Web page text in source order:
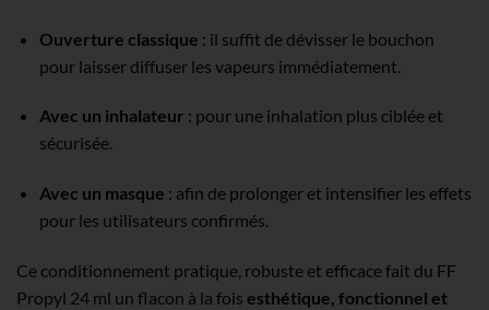
Ouverture classique : il suffit de dévisser le bouchon
pour laisser diffuser les vapeurs immédiatement.
Avec un inhalateur : pour une inhalation plus ciblée et
sécurisée.
Avec un masque : afin de prolonger et intensifier les effets
pour les utilisateurs confirmés.
Ce conditionnement pratique, robuste et efficace fait du FF
Propyl 24 ml un flacon à la fois esthétique, fonctionnel et